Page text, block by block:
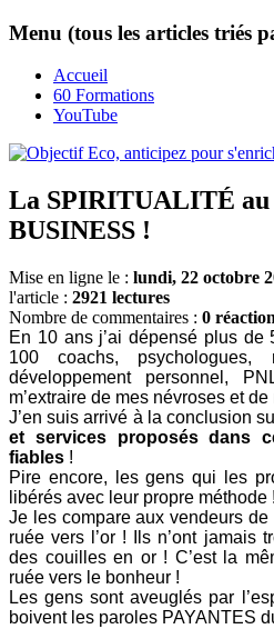
Menu (tous les articles triés
Accueil
60 Formations
YouTube
La SPIRITUALITÉ au
BUSINESS !
Mise en ligne le : lundi, 22 octobre
l'article : 2921 lectures
Nombre de commentaires : 0
En 10 ans j’ai dépensé plus
100 coachs, psychologues,
développement personnel,
m’extraire de mes névroses et
J’en suis arrivé à la conclusion
et services proposés dans
fiables !
Pire encore, les gens qui les
libérés avec leur propre méthode !
Je les compare aux vendeurs
ruée vers l’or ! Ils n’ont jamais
des couilles en or ! C’est la
ruée vers le bonheur !
Les gens sont aveuglés par
boivent les paroles PAYANTES